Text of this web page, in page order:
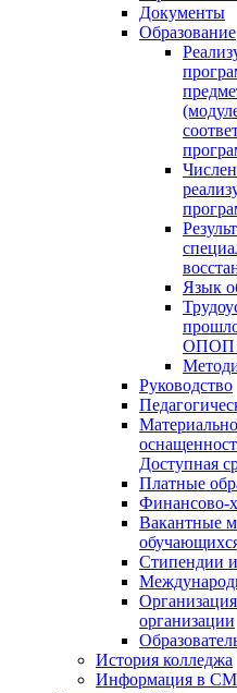
Документы
Образование
Язык
ОПОП
Руководство
Доступная
Платные
Финансово-
Вакантные
Стипендии
организации
История колледжа
Информация в